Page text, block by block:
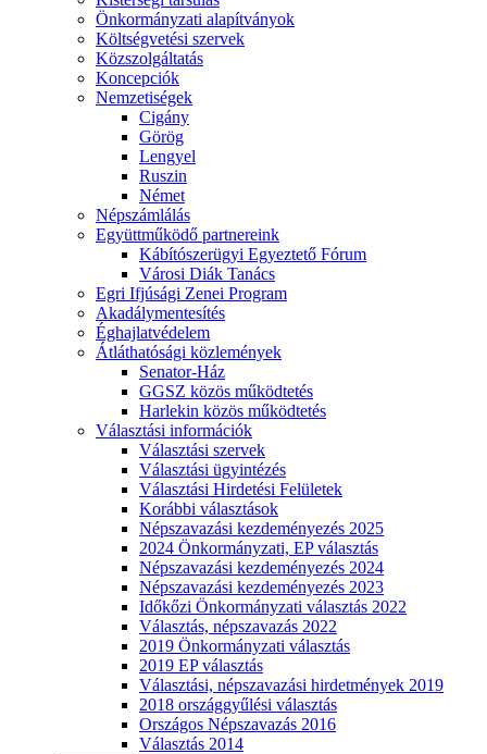
Önkormányzati alapítványok
Költségvetési szervek
Közszolgáltatás
Koncepciók
Nemzetiségek
Cigány
Görög
Lengyel
Ruszin
Német
Népszámlálás
Együttműködő partnereink
Kábítószerügyi Egyeztető Fórum
Városi Diák Tanács
Egri Ifjúsági Zenei Program
Akadálymentesítés
Éghajlatvédelem
Átláthatósági közlemények
Senator-Ház
GGSZ közös működtetés
Harlekin közös működtetés
Választási információk
Választási szervek
Választási ügyintézés
Választási Hirdetési Felületek
Korábbi választások
Népszavazási kezdeményezés 2025
2024 Önkormányzati, EP választás
Népszavazási kezdeményezés 2024
Népszavazási kezdeményezés 2023
Időkőzi Önkormányzati választás 2022
Választás, népszavazás 2022
2019 Önkormányzati választás
2019 EP választás
Választási, népszavazási hirdetmények 2019
2018 országgyűlési választás
Országos Népszavazás 2016
Választás 2014